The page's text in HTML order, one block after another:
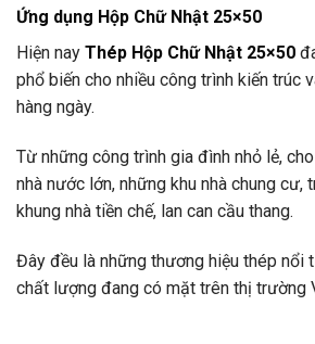
Ứng dụng Hộp Chữ Nhật 25×50
Hiện nay Thép Hộp Chữ Nhật 25×50
phổ biến cho nhiều công trình kiến trúc
hàng ngày.
Từ những công trình gia đình nhỏ lẻ,
nhà nước lớn, những khu nhà chung cư,
khung nhà tiền chế, lan can cầu thang.
Đây đều là những thương hiệu thép nổi
chất lượng đang có mặt trên thị trường